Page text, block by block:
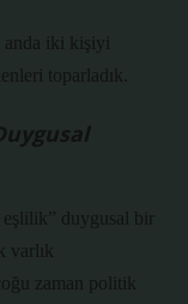
iki kişiyi
toparladık.
duygusal bir
varlık
zaman politik